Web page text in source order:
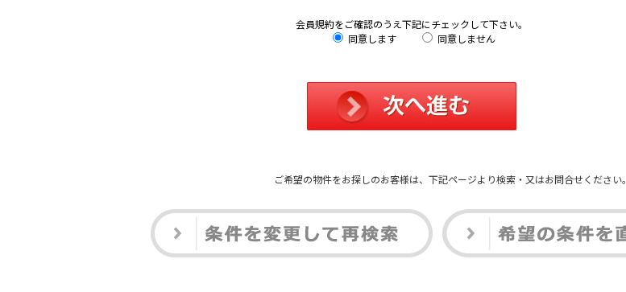
会員規約をご確認のうえ下記にチェックして下さい。
同意します
同意しません
ご希望の物件をお探しのお客様は、下記ページより検索・又はお問合せください。